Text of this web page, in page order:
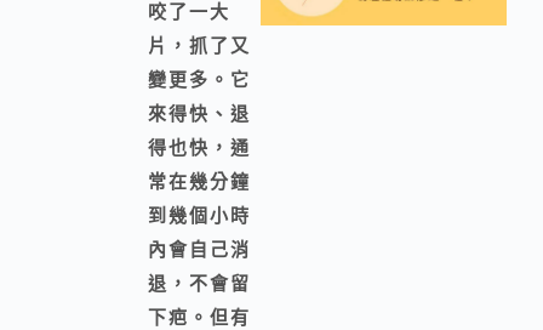
咬了一大
片，抓了又
變更多。它
來得快、退
得也快，通
常在幾分鐘
到幾個小時
內會自己消
退，不會留
下疤。但有